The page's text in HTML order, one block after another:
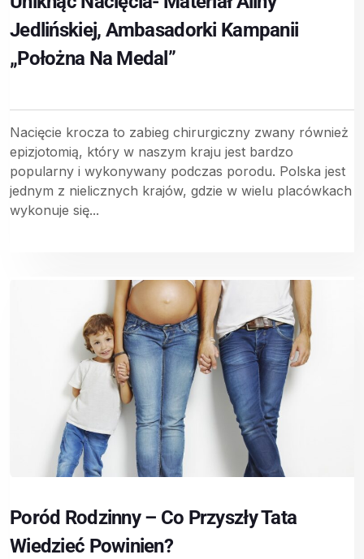
Jedlińskiej, Ambasadorki Kampanii
„Położna Na Medal”
Nacięcie krocza to zabieg chirurgiczny zwany również
epizjotomią, który w naszym kraju jest bardzo
popularny i wykonywany podczas porodu. Polska jest
jednym z nielicznych krajów, gdzie w wielu placówkach
wykonuje się...
Poród Rodzinny – Co Przyszły Tata
Wiedzieć Powinien?